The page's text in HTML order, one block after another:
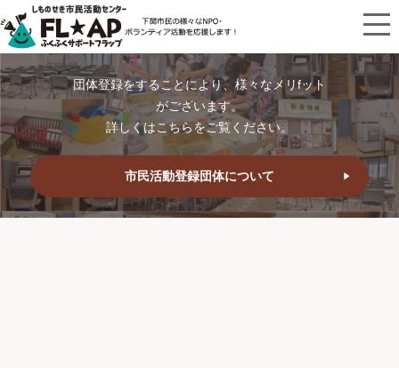
団体登録をすることにより、様々なメリfット
がございます。
詳しくはこちらをご覧ください。
市民活動登録団体について